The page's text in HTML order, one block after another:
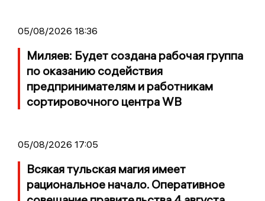
05/08/2026 18:36
Миляев: Будет создана рабочая группа
по оказанию содействия
предпринимателям и работникам
сортировочного центра WB
05/08/2026 17:05
Всякая тульская магия имеет
рациональное начало. Оперативное